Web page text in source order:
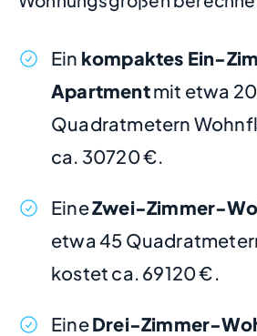
Ein kompaktes Ein-
Apartmentmit etwa 20
Quadratmetern
ca. 30720 €.
EineZwei-Zimmer-
etwa 45
kostet ca. 69120 €.
EineDrei-Zimmer-